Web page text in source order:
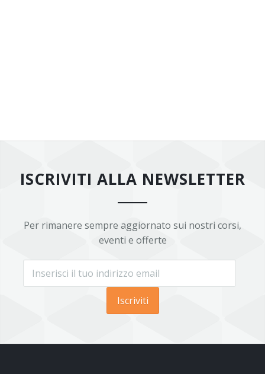
ISCRIVITI ALLA NEWSLETTER
Per rimanere sempre aggiornato sui nostri corsi,
eventi e offerte
Iscriviti